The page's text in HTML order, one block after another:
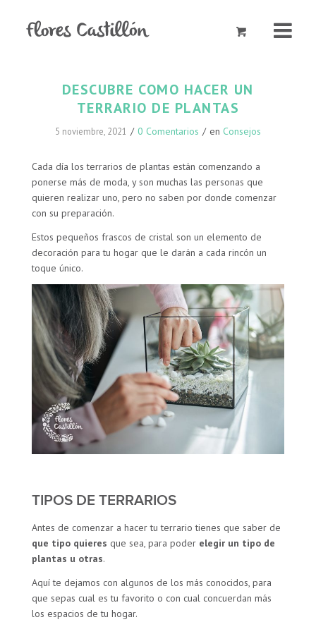
DESCUBRE COMO HACER UN
TERRARIO DE PLANTAS
5 noviembre, 2021 / 0 Comentarios / en Consejos
Cada día los terrarios de plantas están comenzando a
ponerse más de moda, y son muchas las personas que
quieren realizar uno, pero no saben por donde comenzar
con su preparación.
Estos pequeños frascos de cristal son un elemento de
decoración para tu hogar que le darán a cada rincón un
toque único.
TIPOS DE TERRARIOS
Antes de comenzar a hacer tu terrario tienes que saber de
que tipo quieres que sea, para poder elegir un tipo de
plantas u otras.
Aquí te dejamos con algunos de los más conocidos, para
que sepas cual es tu favorito o con cual concuerdan más
los espacios de tu hogar.